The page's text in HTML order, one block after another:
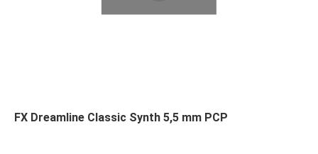
FX Dreamline Classic Synth 5,5 mm PCP